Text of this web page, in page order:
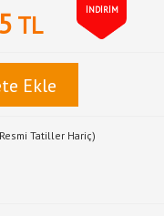
İNDİRİM
TL
Ekle
Tatiller Hariç)